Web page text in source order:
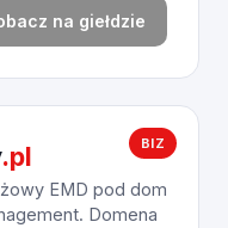
na giełdzie
BIZ
.pl
EMD pod dom
Domena